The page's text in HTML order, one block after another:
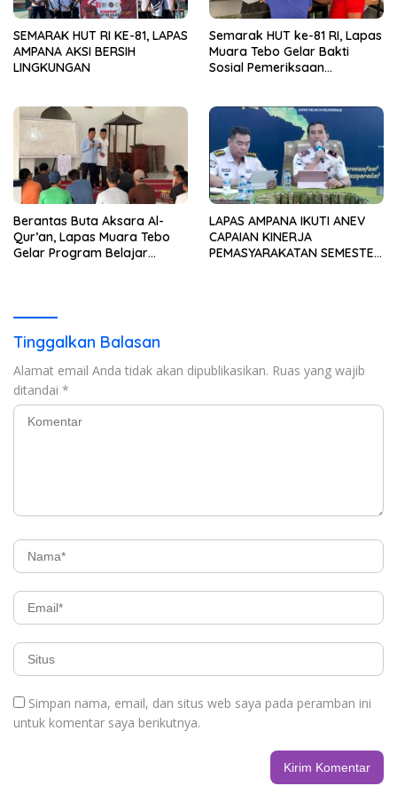
SEMARAK HUT RI KE-81, LAPAS
AMPANA AKSI BERSIH
LINGKUNGAN
Semarak HUT ke-81 RI, Lapas
Muara Tebo Gelar Bakti
Sosial Pemeriksaan
Berantas Buta Aksara Al-
Qur’an, Lapas Muara Tebo
Gelar Program Belajar
LAPAS AMPANA IKUTI ANEV
CAPAIAN KINERJA
PEMASYARAKATAN SEMESTER
Tinggalkan Balasan
Alamat email Anda tidak akan dipublikasikan. Ruas yang wajib
ditandai *
Simpan nama, email, dan situs web saya pada peramban ini
untuk komentar saya berikutnya.